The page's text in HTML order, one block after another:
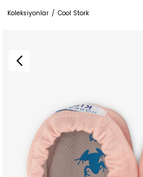
Koleksiyonlar Cool Stork